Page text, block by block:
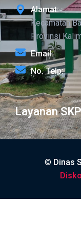
Alamat:
Kecamatan
Provinsi
Email:
No. Telp:
Layanan
© Dinas